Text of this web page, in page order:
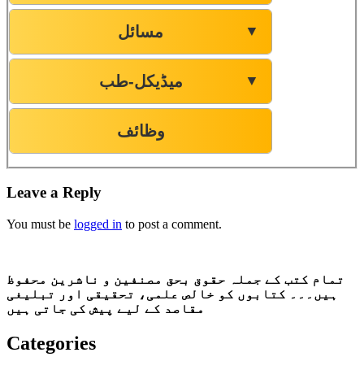
مسائل ▼
میڈیکل-طب ▼
وظائف
Leave a Reply
You must be logged in to post a comment.
تمام کتب کے جملہ حقوق بحق مصنفین و ناشرین محفوظ
ہیں۔۔۔ کتابوں کو خالص علمی، تحقیقی اور تبلیغی
مقاصد کے لیے پیش کی جاتی ہیں
Categories